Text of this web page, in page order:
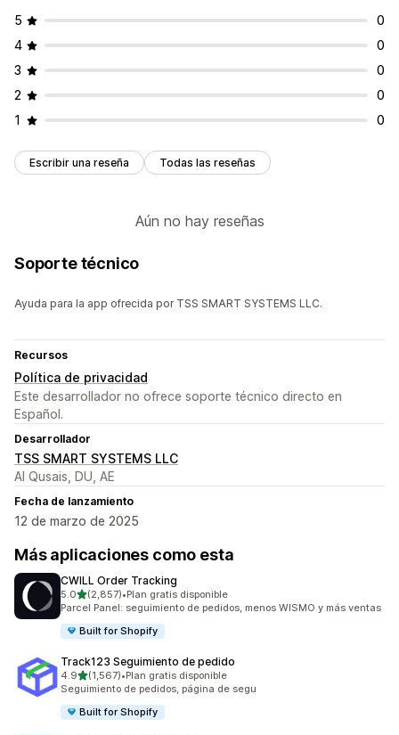
5
0
4
0
3
0
2
0
1
0
Escribir una reseña Todas las reseñas
Aún no hay reseñas
Soporte técnico
Ayuda para la app ofrecida por TSS SMART SYSTEMS LLC.
Recursos
Política de privacidad
Este desarrollador no ofrece soporte técnico directo en
Español.
Desarrollador
TSS SMART SYSTEMS LLC
Al Qusais, DU, AE
Fecha de lanzamiento
12 de marzo de 2025
Más aplicaciones como esta
CWILL Order Tracking
5.0de 5 estrellas
(2,857)
2857 reseñas en total
•Plan gratis disponible
Parcel Panel: seguimiento de pedidos, menos WISMO y más ventas
Built for Shopify
Track123 Seguimiento de pedido
4.9de 5 estrellas
(1,567)
1567 reseñas en total
•Plan gratis disponible
Seguimiento de pedidos, página de segu
Built for Shopify